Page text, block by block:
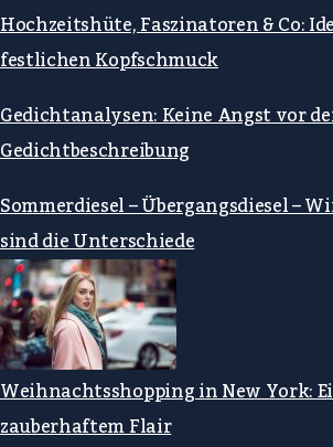
Hochzeitshüte, Faszinatoren & Co:
festlichen Kopfschmuck
Gedichtanalysen: Keine Angst vor
Gedichtbeschreibung
Sommerdiesel – Übergangsdiesel –
sind die Unterschiede
Weihnachtsshopping in New York:
zauberhaftem Flair